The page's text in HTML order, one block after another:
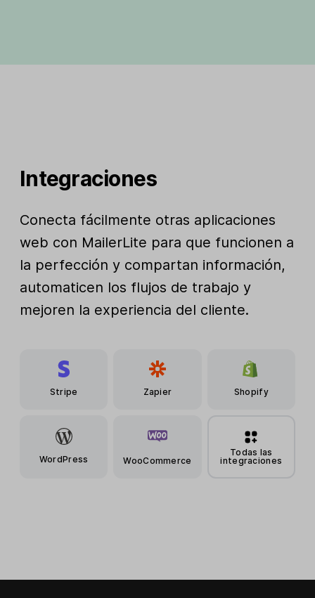
Integraciones
Conecta fácilmente otras aplicaciones
web con MailerLite para que funcionen a
la perfección y compartan información,
automaticen los flujos de trabajo y
mejoren la experiencia del cliente.
Stripe Zapier Shopify
WordPress WooCommerce
Todas las
integraciones